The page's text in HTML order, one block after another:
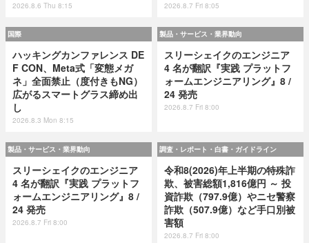
2026.8.6 Thu 8:15 2026.8.7 Fri 8:05
国際
ハッキングカンファレンス DE
F CON、Meta式「変態メガ
ネ」全面禁止（度付きもNG）
広がるスマートグラス締め出
し
2026.8.3 Mon 8:15
製品・サービス・業界動向
スリーシェイクのエンジニア
4 名が翻訳『実践 プラットフ
ォームエンジニアリング』8 /
24 発売
2026.8.7 Fri 8:00
製品・サービス・業界動向
スリーシェイクのエンジニア
4 名が翻訳『実践 プラットフ
ォームエンジニアリング』8 /
24 発売
2026.8.7 Fri 8:00
調査・レポート・白書・ガイドライン
令和8(2026)年上半期の特殊詐
欺、被害総額1,816億円 ～ 投
資詐欺（797.9億）やニセ警察
詐欺（507.9億）など手口別被
害額
2026.8.7 Fri 8:00